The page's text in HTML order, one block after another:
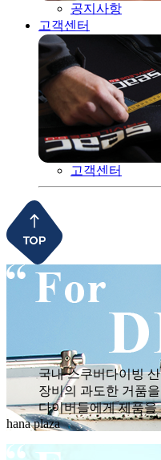
공지사항
고객센터
고객센터
국내 스쿠버다이빙
장비의 과도한 거품
다이버들에게 제품을
hana plaza